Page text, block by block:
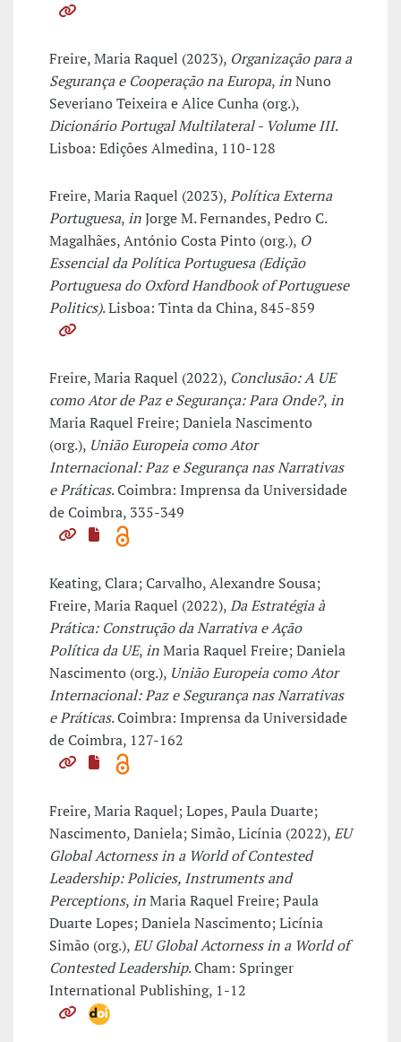
Freire, Maria Raquel (2023), Organização para a
Segurança e Cooperação na Europa,inNuno
Severiano Teixeira e Alice Cunha (org.),
Dicionário Portugal Multilateral - Volume III.
Lisboa: Edições Almedina, 110-128
Freire, Maria Raquel (2023),Política Externa
Portuguesa,inJorge M. Fernandes, Pedro C.
Magalhães, António Costa Pinto (org.), O
Essencial da Política Portuguesa (Edição
Portuguesa do Oxford Handbook of Portuguese
Politics). Lisboa: Tinta da China, 845-859
Freire, Maria Raquel (2022), Conclusão: A UE
como Ator de Paz e Segurança: Para Onde?,in
Maria Raquel Freire; Daniela Nascimento
(org.), União Europeia como Ator
Internacional: Paz e Segurança nas Narrativas
e Práticas. Coimbra: Imprensa da Universidade
de Coimbra, 335-349
Keating, Clara; Carvalho, Alexandre Sousa;
Freire, Maria Raquel (2022),Da Estratégia à
Prática: Construção da Narrativa e Ação
Política da UE,inMaria Raquel Freire; Daniela
Nascimento (org.), União Europeia como Ator
Internacional: Paz e Segurança nas Narrativas
e Práticas. Coimbra: Imprensa da Universidade
de Coimbra, 127-162
Freire, Maria Raquel; Lopes, Paula Duarte;
Nascimento, Daniela; Simão, Licínia (2022),EU
Global Actorness in a World of Contested
Leadership: Policies, Instruments and
Perceptions,inMaria Raquel Freire; Paula
Duarte Lopes; Daniela Nascimento; Licínia
Simão (org.),EU Global Actorness in a World of
Contested Leadership. Cham: Springer
International Publishing, 1-12